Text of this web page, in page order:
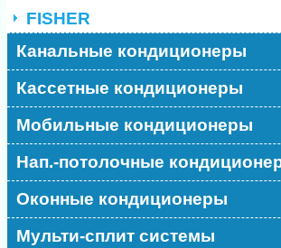
FISHER
Канальные кондиционеры
Кассетные кондиционеры
Мобильные кондиционеры
Нап.-потолочные
Оконные кондиционеры
Мульти-сплит системы